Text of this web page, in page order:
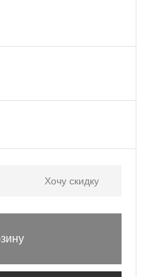
Хочу скидку